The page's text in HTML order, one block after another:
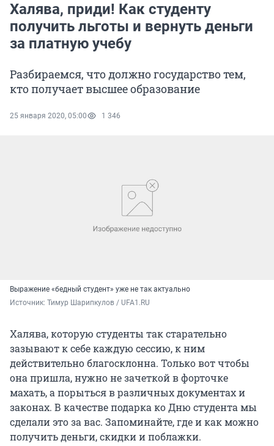
Халява, приди! Как студенту
получить льготы и вернуть деньги
за платную учебу
Разбираемся, что должно государство тем,
кто получает высшее образование
25 января 2020, 05:00 1 346
Выражение «бедный студент» уже не так актуально
Источник: Тимур Шарипкулов / UFA1.RU
Халява, которую студенты так старательно
зазывают к себе каждую сессию, к ним
действительно благосклонна. Только вот чтобы
она пришла, нужно не зачеткой в форточке
махать, а порыться в различных документах и
законах. В качестве подарка ко Дню студента мы
сделали это за вас. Запоминайте, где и как можно
получить деньги, скидки и поблажки.